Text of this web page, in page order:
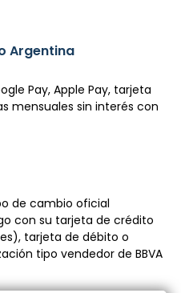
Argentina
Pay, Apple Pay, tarjeta
mensuales sin interés con
de cambio oficial
con su tarjeta de crédito
tarjeta de débito o
tipo vendedor de BBVA